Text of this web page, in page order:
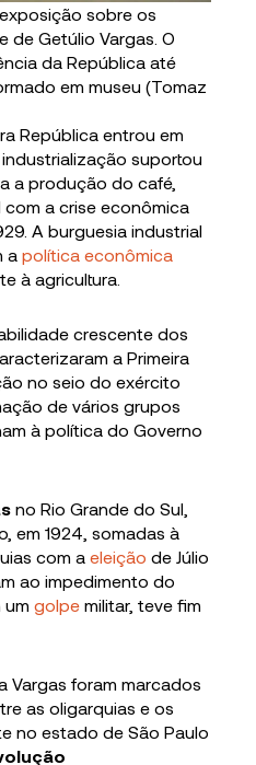
sobre os
de Getúlio Vargas. O
da República até
em museu (Tomaz
República entrou em
suportou
a produção do café,
a crise econômica
A burguesia industrial
apolítica econômica
à agricultura.
crescente dos
a Primeira
no seio do exército
de vários grupos
à política do Governo
no Rio Grande do Sul,
em 1924, somadas à
com aeleição de Júlio
ao impedimento do
umgolpe militar, teve fim
Vargas foram marcados
as oligarquias e os
no estado de São Paulo